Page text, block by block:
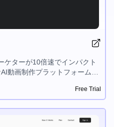
ターが10倍速でインパクト
動画制作プラットフォームで
きます。ブログコンテンツを
プを作成したり、高度な動画
制作できます。ZebracatのAI
かつコスト効率的になり、マ
Free Trial